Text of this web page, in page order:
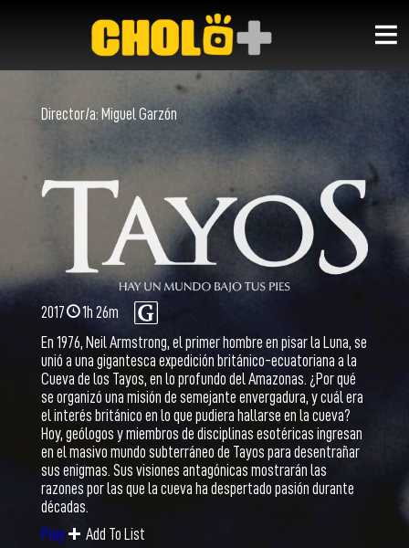
Director/a: Miguel Garzón
2017
1h 26m
En 1976, Neil Armstrong, el primer hombre en pisar la Luna, se
unió a una gigantesca expedición británico-ecuatoriana a la
Cueva de los Tayos, en lo profundo del Amazonas. ¿Por qué
se organizó una misión de semejante envergadura, y cuál era
el interés británico en lo que pudiera hallarse en la cueva?
Hoy, geólogos y miembros de disciplinas esotéricas ingresan
en el masivo mundo subterráneo de Tayos para desentrañar
sus enigmas. Sus visiones antagónicas mostrarán las
razones por las que la cueva ha despertado pasión durante
décadas.
Play
Add To List